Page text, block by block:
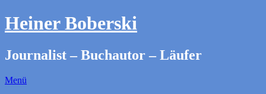
Heiner Boberski
Journalist – Buchautor – Läufer
Menü